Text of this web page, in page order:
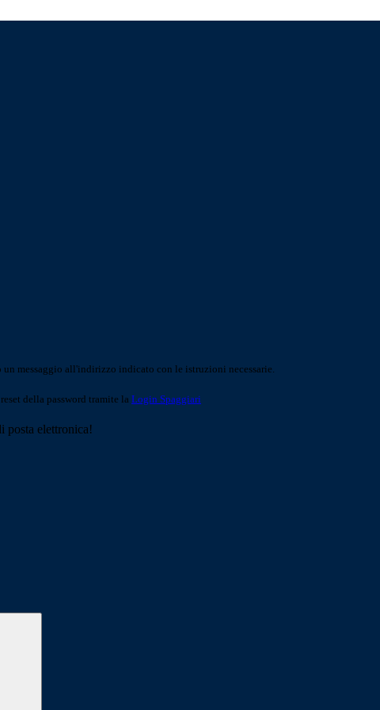
un messaggio all'indirizzo indicato con le istruzioni necessarie.
della password tramite la Login Spaggiari
posta elettronica!